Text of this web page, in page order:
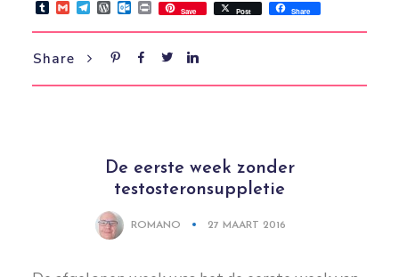
Tumblr
GmailTelegram
WordPress
Outlook.com
PrintSave Post Share
Share
De eerste week zonder
testosteronsuppletie
ROMANO 27 MAART 2016